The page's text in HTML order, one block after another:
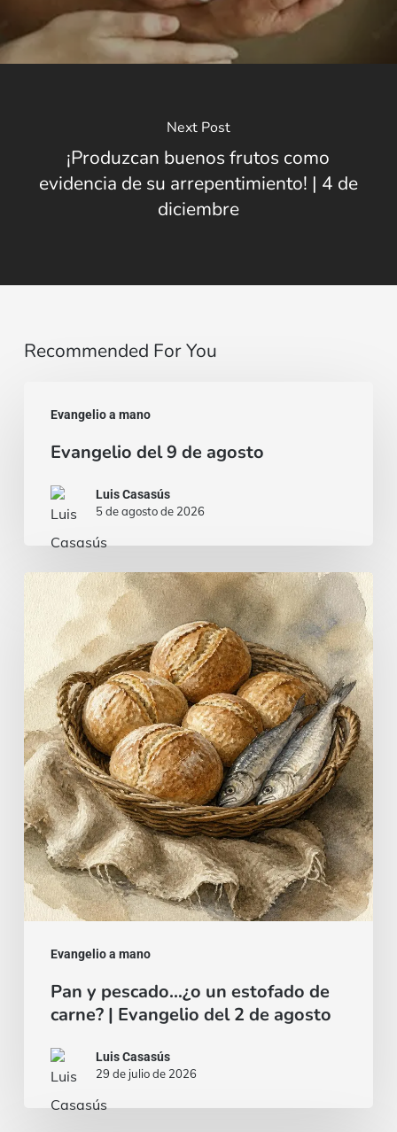
Next Post
¡Produzcan buenos frutos como
evidencia de su arrepentimiento! | 4 de
diciembre
Recommended For You
Evangelio a mano
agosto
Evangelio del 9 de agosto
Luis Casasús
5 de agosto de 2026
Evangelio a mano
Pan
pescado…
un
estofado
de
carne?
|
Evangelio
del
2
de
agosto
Pan y pescado…¿o un estofado de
carne? | Evangelio del 2 de agosto
Luis Casasús
29 de julio de 2026